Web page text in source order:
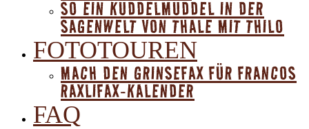
SO EIN KUDDELMUDDEL IN DER
SAGENWELT VON THALE MIT THILO
FOTOTOUREN
MACH DEN GRINSEFAX FÜR FRANCOS
RAXLIFAX-KALENDER
FAQ